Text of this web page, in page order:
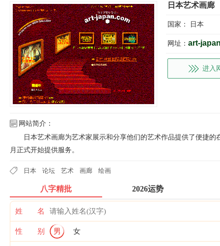
日本艺术画廊
国家： 日本
网址： art-
进入
网站简介：
日本艺术画廊为艺术家展示和分享他们的艺术作品提供了便捷的
月正式开始提供服务。
日本 论坛 艺术 画廊 绘画
八字精批 2026运势
姓 名
性 别 男 女